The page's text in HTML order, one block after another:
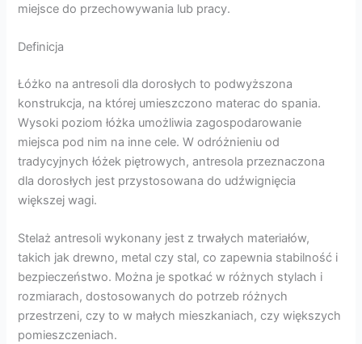
miejsce do przechowywania lub pracy.
Definicja
Łóżko na antresoli dla dorosłych to podwyższona
konstrukcja, na której umieszczono materac do spania.
Wysoki poziom łóżka umożliwia zagospodarowanie
miejsca pod nim na inne cele. W odróżnieniu od
tradycyjnych łóżek piętrowych, antresola przeznaczona
dla dorosłych jest przystosowana do udźwignięcia
większej wagi.
Stelaż antresoli wykonany jest z trwałych materiałów,
takich jak drewno, metal czy stal, co zapewnia stabilność i
bezpieczeństwo. Można je spotkać w różnych stylach i
rozmiarach, dostosowanych do potrzeb różnych
przestrzeni, czy to w małych mieszkaniach, czy większych
pomieszczeniach.